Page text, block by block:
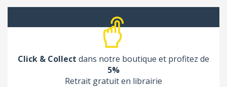
Click & Collect dans notre boutique et profitez de
5%
Retrait gratuit en librairie